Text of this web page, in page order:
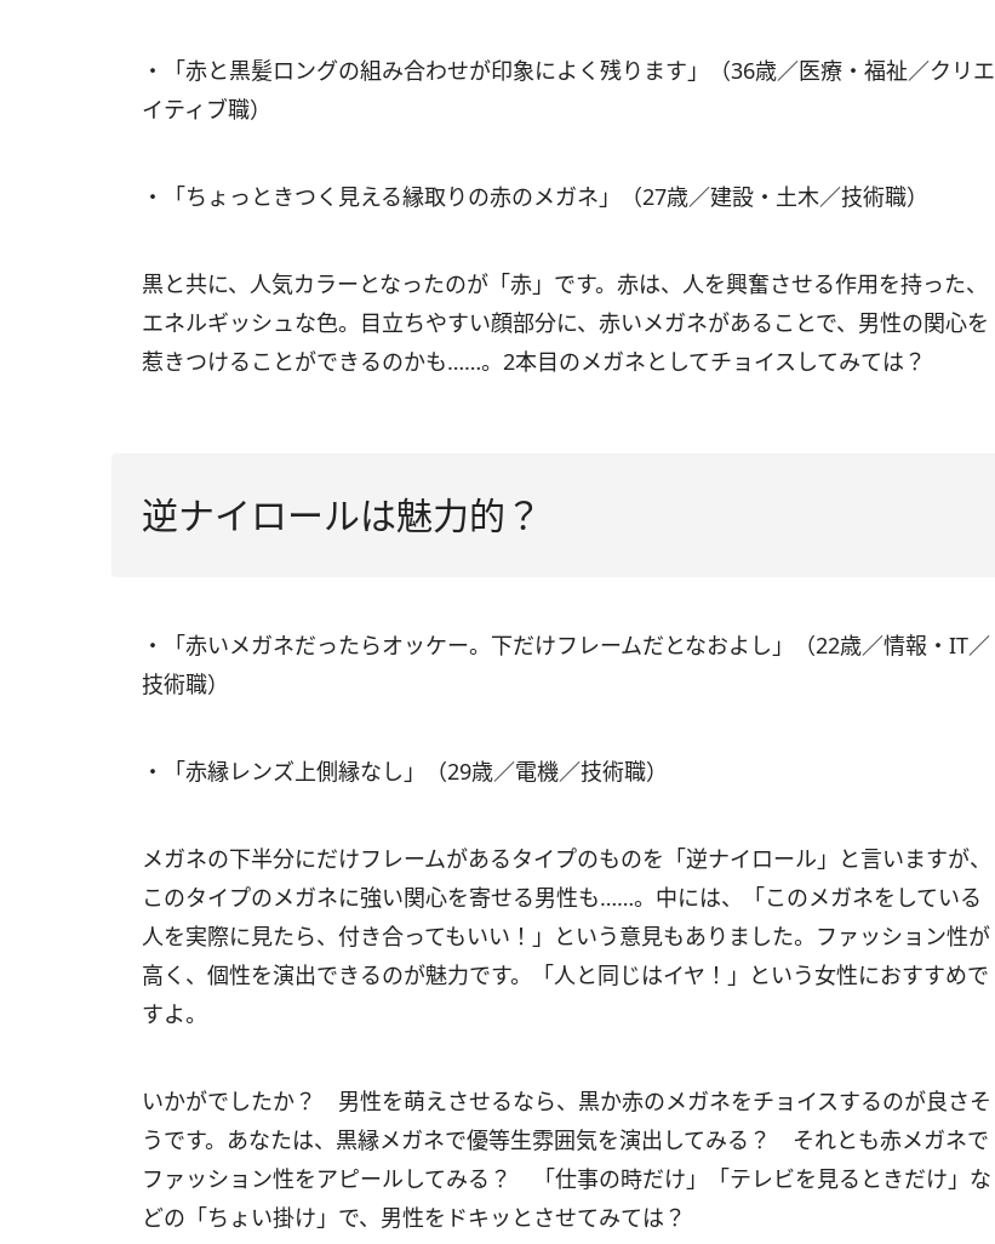
・「赤と黒髪ロングの組み合わせが印象によく残ります」（36歳／医療・福祉／クリエ
イティブ職）
・「ちょっときつく見える縁取りの赤のメガネ」（27歳／建設・土木／技術職）
黒と共に、人気カラーとなったのが「赤」です。赤は、人を興奮させる作用を持った、
エネルギッシュな色。目立ちやすい顔部分に、赤いメガネがあることで、男性の関心を
惹きつけることができるのかも……。2本目のメガネとしてチョイスしてみては？
逆ナイロールは魅力的？
・「赤いメガネだったらオッケー。下だけフレームだとなおよし」（22歳／情報・IT／
技術職）
・「赤縁レンズ上側縁なし」（29歳／電機／技術職）
メガネの下半分にだけフレームがあるタイプのものを「逆ナイロール」と言いますが、
このタイプのメガネに強い関心を寄せる男性も……。中には、「このメガネをしている
人を実際に見たら、付き合ってもいい！」という意見もありました。ファッション性が
高く、個性を演出できるのが魅力です。「人と同じはイヤ！」という女性におすすめで
すよ。
いかがでしたか？ 男性を萌えさせるなら、黒か赤のメガネをチョイスするのが良さそ
うです。あなたは、黒縁メガネで優等生雰囲気を演出してみる？ それとも赤メガネで
ファッション性をアピールしてみる？ 「仕事の時だけ」「テレビを見るときだけ」な
どの「ちょい掛け」で、男性をドキッとさせてみては？